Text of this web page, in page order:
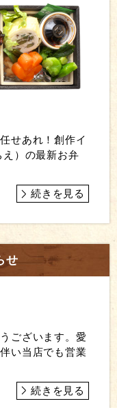
せあれ！創作イ
え）の最新お弁
続きを見る
せ
ございます。愛
い当店でも営業
続きを見る